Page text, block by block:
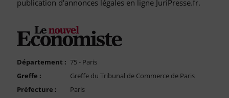
Nous Contacter
publication d'annonces légales en ligne JuriPresse.fr.
Département : 75 - Paris
Greffe :
Greffe du Tribunal de Commerce de Paris
Préfecture :
Paris